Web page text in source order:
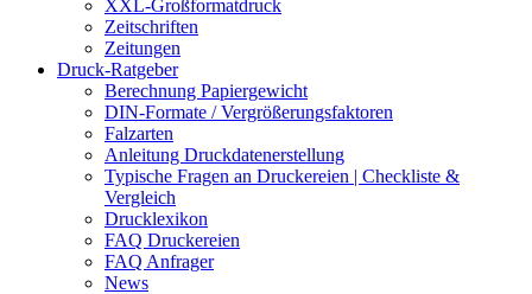
XXL-Großformatdruck
Zeitschriften
Zeitungen
Druck-Ratgeber
Berechnung Papiergewicht
DIN-Formate / Vergrößerungsfaktoren
Falzarten
Anleitung Druckdatenerstellung
Typische Fragen an Druckereien | Checkliste &
Vergleich
Drucklexikon
FAQ Druckereien
FAQ Anfrager
News